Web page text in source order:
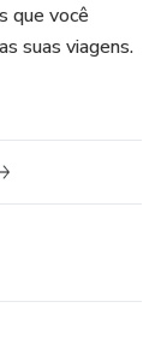
que você
suas viagens.